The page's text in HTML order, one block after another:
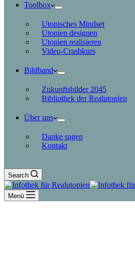
Toolbox
Utopisches Mindset
Utopien designen
Utopien realisieren
Video-Crashkurs
Bildband
Zukunftsbilder 2045
Bibliothek der Realutopien
Über uns
Danke sagen
Kontakt
Search
Menü